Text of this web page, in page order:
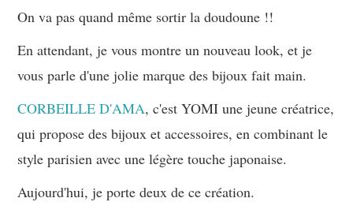
On va pas quand même sortir la doudoune !!
En attendant, je vous montre un nouveau look, et je
vous parle d'une jolie marque des bijoux fait main.
CORBEILLE D'AMA, c'est YOMI une jeune créatrice,
qui propose des bijoux et accessoires, en combinant le
style parisien avec une légère touche japonaise.
Aujourd'hui, je porte deux de ce création.